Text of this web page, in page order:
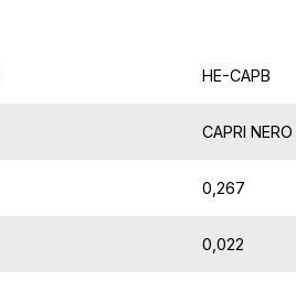
HE-CAPB
CAPRI
0,267
0,022